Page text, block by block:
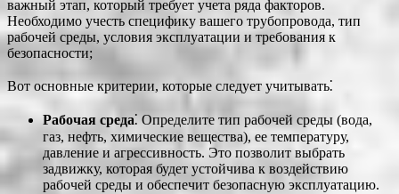
важный этап, который требует учета ряда факторов.
Необходимо учесть специфику вашего трубопровода, тип
рабочей среды, условия эксплуатации и требования к
безопасности;
Вот основные критерии, которые следует учитывать⁚
Рабочая среда⁚ Определите тип рабочей среды (вода,
газ, нефть, химические вещества), ее температуру,
давление и агрессивность. Это позволит выбрать
задвижку, которая будет устойчива к воздействию
рабочей среды и обеспечит безопасную эксплуатацию.